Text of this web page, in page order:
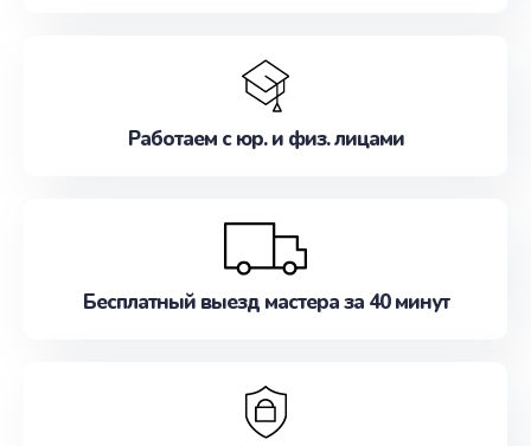
Работаем с юр. и физ. лицами
Бесплатный выезд мастера за 40 минут